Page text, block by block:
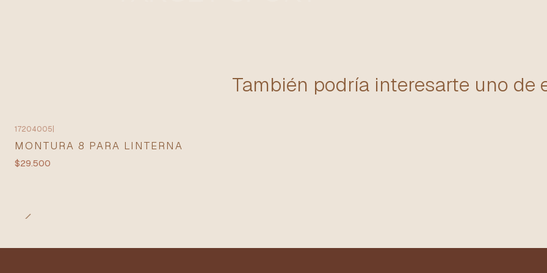
También podría interesarte uno de
17204005
MONTURA 8 PARA LINTERNA
$29.500